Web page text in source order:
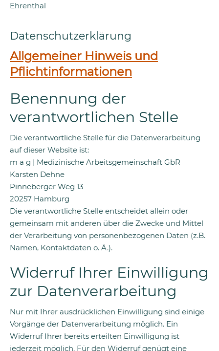
Ehrenthal
Datenschutzerklärung
Allgemeiner Hinweis und
Pflichtinformationen
Benennung der
verantwortlichen Stelle
Die verantwortliche Stelle für die Datenverarbeitung
auf dieser Website ist:
m a g | Medizinische Arbeitsgemeinschaft GbR
Karsten Dehne
Pinneberger Weg 13
20257 Hamburg
Die verantwortliche Stelle entscheidet allein oder
gemeinsam mit anderen über die Zwecke und Mittel
der Verarbeitung von personenbezogenen Daten (z.B.
Namen, Kontaktdaten o. Ä.).
Widerruf Ihrer Einwilligung
zur Datenverarbeitung
Nur mit Ihrer ausdrücklichen Einwilligung sind einige
Vorgänge der Datenverarbeitung möglich. Ein
Widerruf Ihrer bereits erteilten Einwilligung ist
jederzeit möglich. Für den Widerruf genügt eine